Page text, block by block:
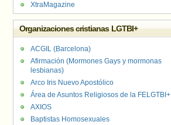
XtraMagazine
Organizaciones cristianas LGTBI+
ACGIL (Barcelona)
Afirmación (Mormones Gays y mormonas
lesbianas)
Arco Iris Nuevo Apostólico
Área de Asuntos Religiosos de la FELGTBI+
AXIOS
Baptistas Homosexuales